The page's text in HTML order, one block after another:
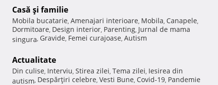
Casă şi familie
Mobila bucatarie, Amenajari interioare, Mobila, Canapele,
Dormitoare, Design interior, Parenting, Jurnal de mama
singura, Gravide, Femei curajoase, Autism
Actualitate
Din culise, Interviu, Stirea zilei, Tema zilei, Iesirea din
autism, Despărţiri celebre, Vesti Bune, Covid-19, Pandemie